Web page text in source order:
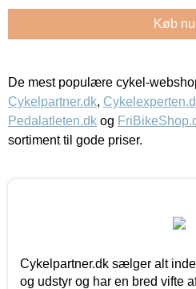
Køb
De mest populære cykel-
Cykelpartner.dk,
Pedalatleten.dk og
sortiment til gode priser.
Cykelpartner.dk sælger alt
og udstyr og har en bred vifte